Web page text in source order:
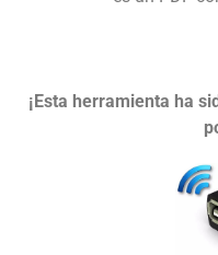
¡Esta herramienta ha